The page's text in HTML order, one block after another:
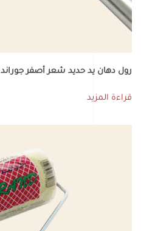
رول دهان يد حديد شعر أصفر جوراند
قراءة المزيد